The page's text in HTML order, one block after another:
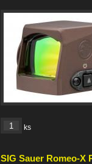
ks
SIG Sauer Romeo-X